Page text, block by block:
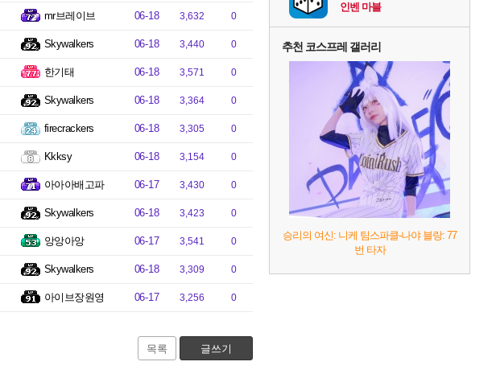
mr브레이브 06-18 3,632 0
Skywalkers 06-18 3,440 0
한기태 06-18 3,571 0
Skywalkers 06-18 3,364 0
firecrackers 06-18 3,305 0
Kkksy 06-18 3,154 0
아아아배고파 06-17 3,430 0
Skywalkers 06-18 3,423 0
앙앙아앙 06-17 3,541 0
Skywalkers 06-18 3,309 0
아이브장원영 06-17 3,256 0
목록 글쓰기
인벤 마블
추천 코스프레 갤러리
승리의 여신: 니케 팀스파클-나야 블랑: 77
번 타자